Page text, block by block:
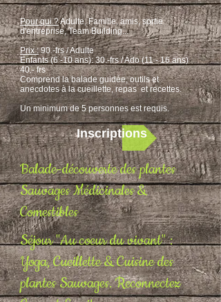
Pour qui ?Adulte, Famille, amis, sortie
d'entreprise, Team Building...
Prix :90.-frs / Adulte
Enfants (6 -10 ans): 30.-frs /Ado (11 - 16 ans)
40.- frs
Comprend la balade guidée, outils et
anecdotes à la cueillette, repas et recettes.
Un minimum de 5 personnes est requis.
Inscriptions
Balade-découverte des plantes
Sauvages Médicinales &
Comestibles
Séjour "Au coeur du vivant" :
Yoga, Cueillette & Cuisine des
plantes Sauvages.Reconnectez